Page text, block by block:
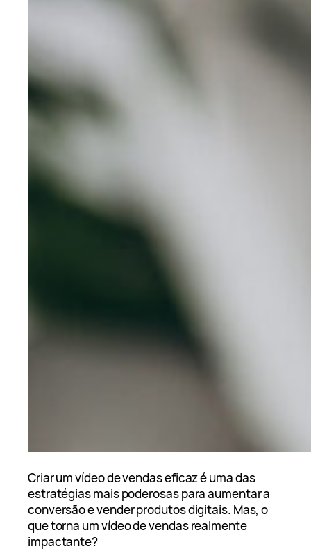
Criar um vídeo de vendas eficaz é uma das
estratégias mais poderosas para aumentar a
conversão e vender produtos digitais. Mas, o
que torna um vídeo de vendas realmente
impactante?